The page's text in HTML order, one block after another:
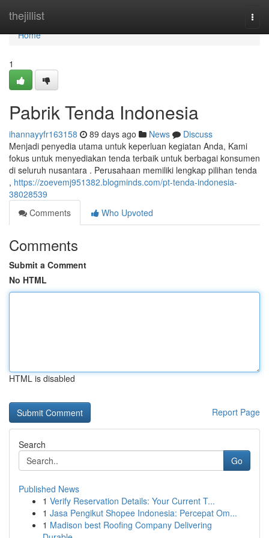
thejillist
Home
Home
1
Pabrik Tenda Indonesia
ihannayyfr163158 89 days ago News
Discuss
Menjadi penyedia utama untuk keperluan kegiatan Anda, Kami
fokus untuk menyediakan tenda terbaik untuk berbagai konsumen
di seluruh nusantara . Perusahaan memiliki lengkap pilihan tenda
, https://zoevemj951382.blogminds.com/pt-tenda-indonesia-
38028539
Comments
Who Upvoted
Comments
Submit a Comment
No HTML
HTML is disabled
Report Page
Search
Go
Published News
1 Verify Reservation Details: Your Current T...
1 Jasa Pengikut Shopee Indonesia: Percepat Om...
1 Madison best Roofing Company Delivering